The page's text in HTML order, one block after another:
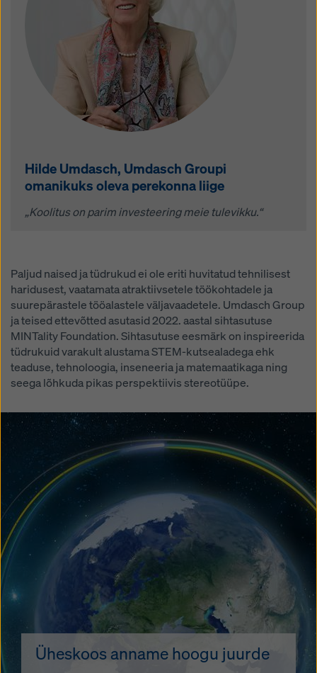
Hilde Umdasch, Umdasch Groupi
omanikuks oleva perekonna liige
„Koolitus on parim investeering meie tulevikku.“
Paljud naised ja tüdrukud ei ole eriti huvitatud tehnilisest
haridusest, vaatamata atraktiivsetele töökohtadele ja
suurepärastele tööalastele väljavaadetele. Umdasch Group
ja teised ettevõtted asutasid 2022. aastal sihtasutuse
MINTality Foundation. Sihtasutuse eesmärk on inspireerida
tüdrukuid varakult alustama STEM-kutsealadega ehk
teaduse, tehnoloogia, inseneeria ja matemaatikaga ning
seega lõhkuda pikas perspektiivis stereotüüpe.
Üheskoos anname hoogu juurde